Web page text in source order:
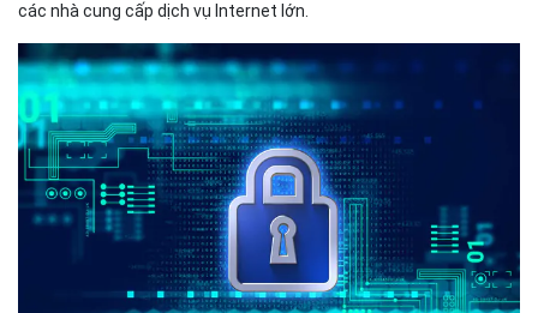
các nhà cung cấp dịch vụ Internet lớn.